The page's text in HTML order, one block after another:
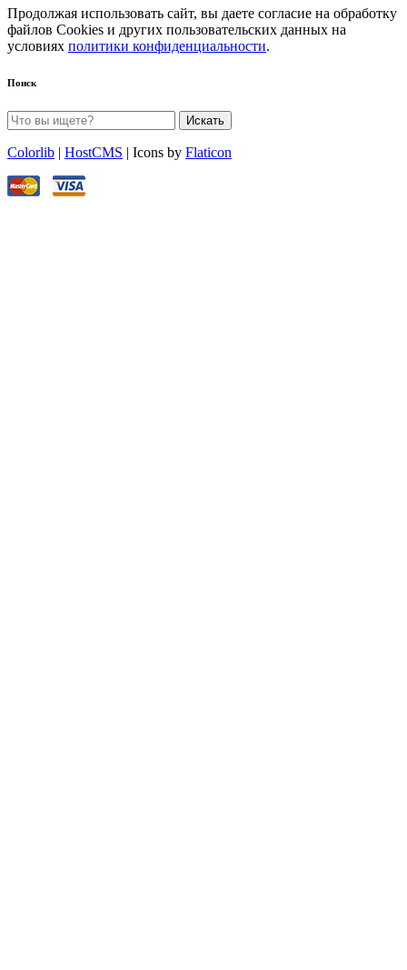
Продолжая использовать сайт, вы даете согласие на обработку
файлов Cookies и других пользовательских данных на
условиях политики конфиденциальности.
Поиск
Искать
Colorlib | HostCMS | Icons by Flaticon